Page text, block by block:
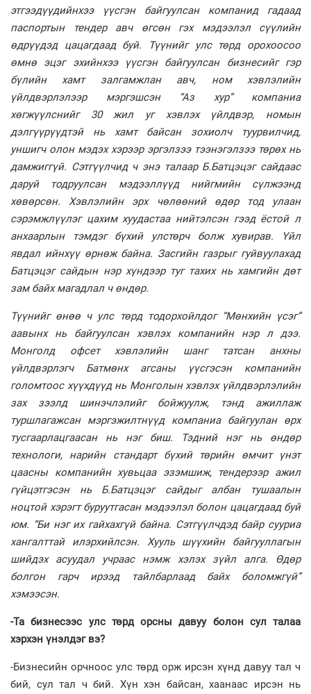
этгээдүүдийнхээ үүсгэн байгуулсан компанид гадаад
паспортын тендер авч өгсөн гэх мэдээлэл сүүлийн
өдрүүдэд цацагдаад буй. Түүнийг улс төрд орохоосоо
өмнө эцэг эхийнхээ үүсгэн байгуулсан бизнесийг гэр
бүлийн хамт залгамжлан авч, ном хэвлэлийн
үйлдвэрлэлээр мэргэшсэн “Аз хур” компаниа
хөгжүүлснийг 30 жил уг хэвлэх үйлдвэр, номын
дэлгүүрүүдтэй нь хамт байсан зохиолч туурвилчид,
уншигч олон мэдэх хэрээр эргэлзээ тээнэгэлзээ төрөх нь
дамжиггүй. Сэтгүүлчид ч энэ талаар Б.Батцэцэг сайдаас
даруй тодруулсан мэдээллүүд нийгмийн сүлжээнд
хөвөрсөн. Хэвлэлийн эрх чөлөөний өдөр тод улаан
сэрэмжлүүлэг цахим хуудастаа нийтэлсэн гээд ёстой л
анхаарлын тэмдэг бүхий улстөрч болж хувирав. Үйл
явдал ийнхүү өрнөж байна. Засгийн газрыг гуйвуулахад
Батцэцэг сайдын нэр хүндээр туг тахих нь хамгийн дөт
зам байх магадлал ч өндөр.
Түүнийг өнөө ч улс төрд тодорхойлдог “Мөнхийн үсэг”
аавынх нь байгуулсан хэвлэх компанийн нэр л дээ.
Монголд офсет хэвлэлийн шанг татсан анхны
үйлдвэрлэгч Батмөнх агсаны үүсгэсэн компанийн
голомтоос хүүхдүүд нь Монголын хэвлэх үйлдвэрлэлийн
зах зээлд шинэчлэлийг бойжуулж, тэнд ажиллаж
туршлагажсан мэргэжилтнүүд компаниа байгуулан өрх
тусгаарлацгаасан нь нэг биш. Тэдний нэг нь өндөр
технологи, нарийн стандарт бүхий төрийн өмчит үнэт
цаасны компанийн хувьцаа эзэмшиж, тендерээр ажил
гүйцэтгэсэн нь Б.Батцэцэг сайдыг албан тушаалын
ноцтой хэрэгт буруутгасан мэдээлэл болон цацагдаад буй
юм. “Би нэг их гайхахгүй байна. Сэтгүүлчдэд байр сууриа
хангалттай илэрхийлсэн. Хууль шүүхийн байгууллагын
шийдэх асуудал учраас нэмж хэлэх зүйл алга. Өдөр
болгон гарч ирээд тайлбарлаад байх боломжгүй”
хэмээсэн.
-Та бизнесээс улс төрд орсны давуу болон сул талаа
хэрхэн үнэлдэг вэ?
-Бизнесийн орчноос улс төрд орж ирсэн хүнд давуу тал ч
бий, сул тал ч бий. Хүн хэн байсан, хаанаас ирсэн нь